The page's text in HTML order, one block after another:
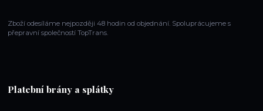
Zboží odesíláme nejpozději 48 hodin od objednání. Spoluprácujeme s
přepravní společností TopTrans.
Platební brány a splátky